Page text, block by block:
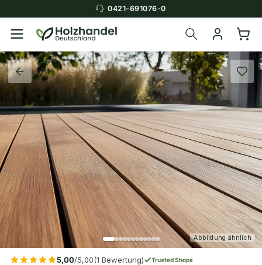
0421-691076-0
Abbildung ähnlich
5,00/5,00(1 Bewertung) Trusted Shops